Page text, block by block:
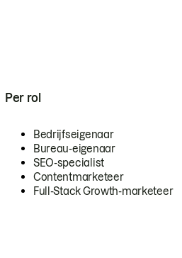
Per rol
Bedrijfseigenaar
Bureau-eigenaar
SEO-specialist
Contentmarketeer
Full-Stack Growth-marketeer